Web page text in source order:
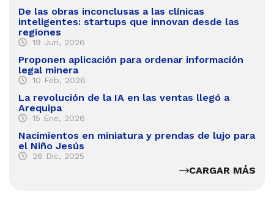
De las obras inconclusas a las clínicas
inteligentes: startups que innovan desde las
regiones
19 Jun, 2026
Proponen aplicación para ordenar información
legal minera
10 Feb, 2026
La revolución de la IA en las ventas llegó a
Arequipa
15 Ene, 2026
Nacimientos en miniatura y prendas de lujo para
el Niño Jesús
26 Dic, 2025
CARGAR MÁS